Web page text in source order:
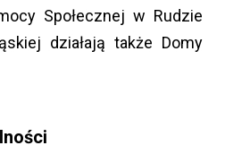
Społecznej w Rudzie
działają także Domy